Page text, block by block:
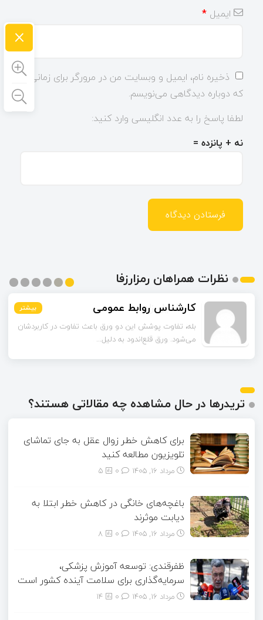
ایمیل *
ذخیره نام، ایمیل و وبسایت من در مرورگر برای زمانی
که دوباره دیدگاهی می‌نویسم.
لطفا پاسخ را به عدد انگلیسی وارد کنید:
نه + پانزده =
نظرات همراهان رمزارزفا
بیشتر اسماعیل زاده بیشتر
تا قبل از خوندن این مقاله فکر می‌کردم ورق قلع‌اندود
همون ورق گالوانیزه است. تفاو...
بیشتر
بیشتر
بیشتر
بیشتر
تریدرها در حال مشاهده چه مقالاتی هستند؟
برای کاهش خطر زوال عقل به جای تماشای
تلویزیون مطالعه کنید
مرداد ۱۶, ۱۴۰۵ 5
باغچه‌های خانگی در کاهش خطر ابتلا به
دیابت موثرند
مرداد ۱۶, ۱۴۰۵ 8
ظفرقندی: توسعه آموزش پزشکی،
سرمایه‌گذاری برای سلامت آینده کشور است
مرداد ۱۶, ۱۴۰۵ 14
×